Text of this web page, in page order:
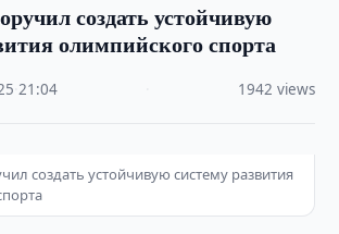
создать устойчивую
олимпийского спорта
·21:04 1942 views
создать устойчивую систему развития